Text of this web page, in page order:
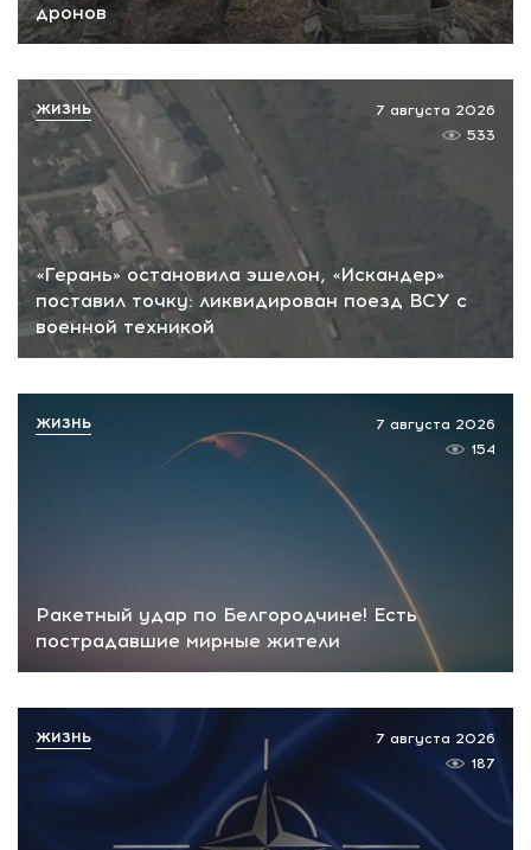
дронов
«Герань» остановила эшелон, «Искандер»
поставил точку: ликвидирован поезд ВСУ с
военной техникой
7 августа 2026
533
ЖИЗНЬ
Ракетный удар по Белгородчине! Есть
пострадавшие мирные жители
7 августа 2026
154
ЖИЗНЬ
7 августа 2026
187
ЖИЗНЬ